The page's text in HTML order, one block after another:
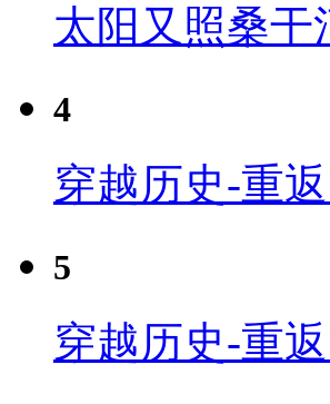
太阳又照桑干
4
穿越历史-重
5
穿越历史-重